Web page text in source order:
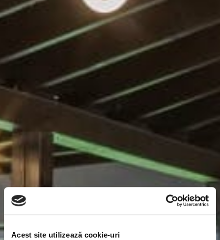
Acest site utilizează cookie-uri